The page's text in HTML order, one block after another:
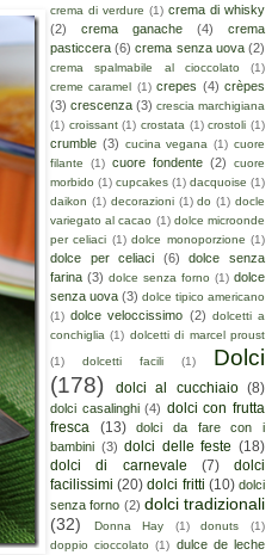
crema di verdure (1) crema di whisky
(2)
crema ganache (4)
crema
pasticcera (6) crema senza uova (2)
crema spalmabile al cioccolato
(1)
creme caramel
(1) crepes (4) crèpes
(3) crescenza (3) crescia marchigiana
(1) croissant (1) crostata (1) crostoli (1)
crumble (3) cucina vegana (1) cuore
filante
(1) cuore fondente (2)
cuore
morbido (1) cupcakes (1) dacquoise (1)
daikon (1) decorazioni (1) do (1) docle
variegato al cacao (1) dolce microonde
per celiaci (1) dolce monoporzione (1)
dolce per celiaci (6)
dolce senza
farina (3) dolce senza forno (1) dolce
senza uova (3) dolce tipico americano
(1) dolce veloccissimo (2) dolcetti a
conchiglia (1) dolcetti di marcel proust
(1)
dolcetti facili (1)
Dolci
(178)
dolci al cucchiaio (8)
dolci casalinghi (4) dolci con frutta
fresca
(13)
dolci da fare con i
bambini (3) dolci delle feste (18)
dolci di carnevale
(7)
dolci
facilissimi (20) dolci fritti (10) dolci
senza forno (2) dolci tradizionali
(32)
Donna Hay (1) donuts
(1)
doppio cioccolato (1) dulce de leche